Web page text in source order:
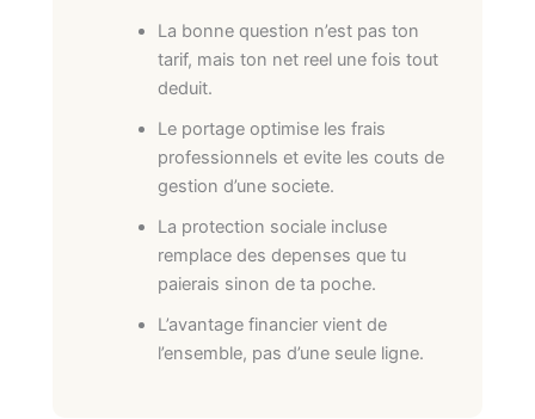
La bonne question n’est pas ton
tarif, mais ton net reel une fois tout
deduit.
Le portage optimise les frais
professionnels et evite les couts de
gestion d’une societe.
La protection sociale incluse
remplace des depenses que tu
paierais sinon de ta poche.
L’avantage financier vient de
l’ensemble, pas d’une seule ligne.